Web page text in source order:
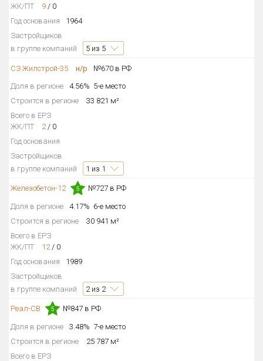
Многоквартирных домов
Блокированных домов
Домов с апартаментами
Поселков таунхаусов
Блокированных домов
Квартир, апартаментов,
блоков в БД
ЖК/ПТ
9 / 0
Год основания
1964
Застройщиков
в группе компаний
5 из 5
СЗ Жилстрой-35 н/р
№670 в РФ
Доля в регионе
4.56% 5-е место
Строится в регионе
33 821 м²
Всего в ЕРЗ
ЖК/ПТ
2/ 0
Год основания
Застройщиков
в группе компаний
1 из 1
Железобетон-12 5 №727 в РФ
Доля в регионе 4.17% 6-е место
Строится в регионе
30 941 м²
Всего в ЕРЗ
ЖК/ПТ
12/ 0
Год основания
1989
Застройщиков
в группе компаний
2из 2
Реал-СВ 5 №847 в РФ
Доля в регионе 3.48% 7-е место
Строится в регионе
25 787 м²
Всего в ЕРЗ